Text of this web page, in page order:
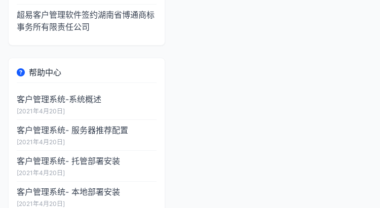
超易客户管理软件签约湖南省博通商标
事务所有限责任公司
帮助中心
客户管理系统-系统概述
[2021年4月20日]
客户管理系统- 服务器推荐配置
[2021年4月20日]
客户管理系统- 托管部署安装
[2021年4月20日]
客户管理系统- 本地部署安装
[2021年4月20日]